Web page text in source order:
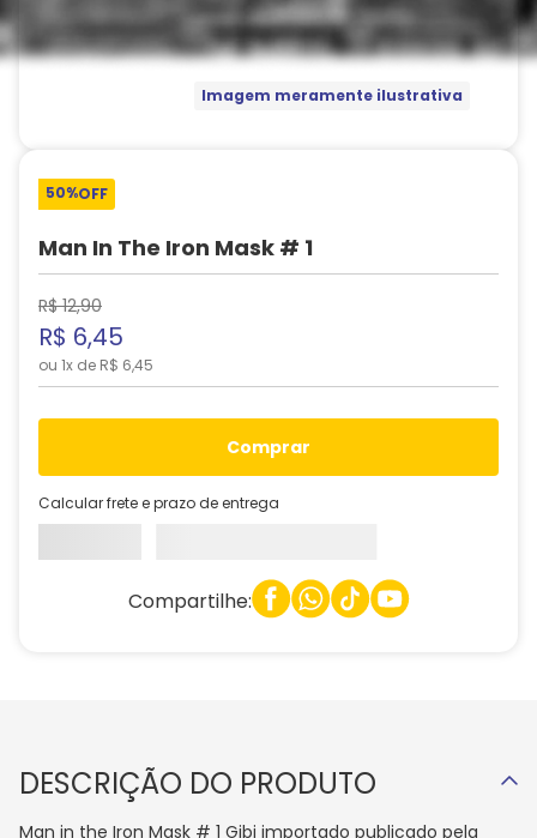
Imagem meramente ilustrativa
50%OFF
Man In The Iron Mask # 1
R$ 12,90
R$ 6,45
ou 1x de R$ 6,45
comprar
Calcular frete e prazo de entrega
Compartilhe:
DESCRIÇÃO DO PRODUTO
Man in the Iron Mask # 1 Gibi importado publicado pela